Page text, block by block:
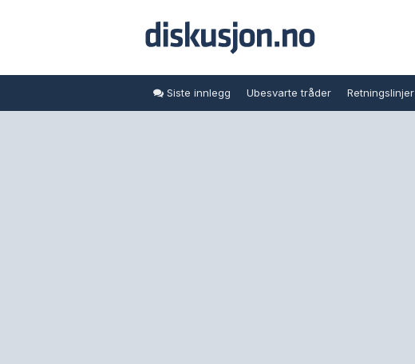
Siste innlegg Ubesvarte tråder Retningslinjer